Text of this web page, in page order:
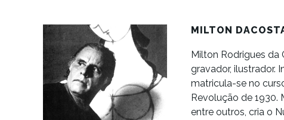
MILTON
Milton Rodrigues da
gravador, ilustrador.
matricula-se no
Revolução de 1930.
entre outros, cria o